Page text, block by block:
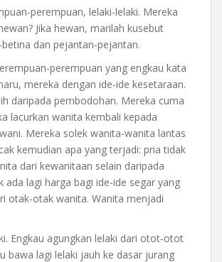
perempuan, lelaki-lelaki. Mereka
Jika hewan, marilah kusebut
dan pejantan-pejantan.
perempuan yang engkau kata
mereka dengan ide-ide kesetaraan.
daripada pembodohan. Mereka cuma
lacurkan wanita kembali kepada
Mereka solek wanita-wanita lantas
kemudian apa yang terjadi: pria tidak
dari kewanitaan selain daripada
ada lagi harga bagi ide-ide segar yang
otak-otak wanita. Wanita menjadi
Engkau agungkan lelaki dari otot-otot
bawa lagi lelaki jauh ke dasar jurang